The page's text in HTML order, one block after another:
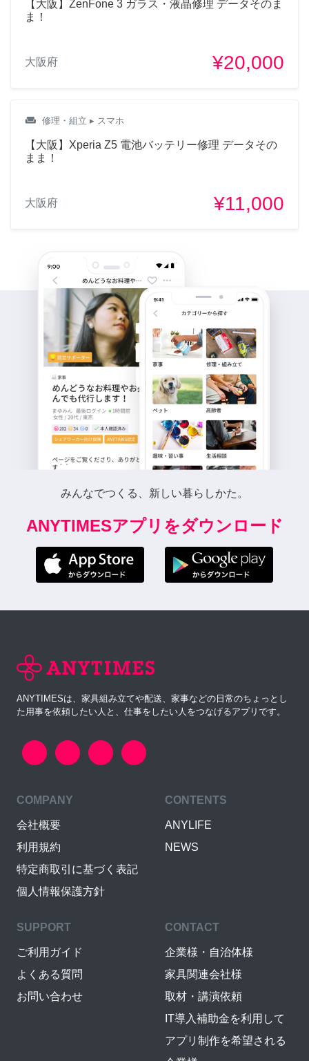
【大阪】ZenFone 3 ガラス・液晶修理 データそのま
ま！
大阪府 ¥20,000
weekend 修理・組立 ▸ スマホ
【大阪】Xperia Z5 電池バッテリー修理 データその
まま！
大阪府 ¥11,000
みんなでつくる、新しい暮らしかた。
ANYTIMESアプリをダウンロード
ANYTIMESは、家具組み立てや配送、家事などの日常のちょっとし
た用事を依頼したい人と、仕事をしたい人をつなげるアプリです。
COMPANY
会社概要
利用規約
特定商取引に基づく表記
個人情報保護方針
CONTENTS
ANYLIFE
NEWS
SUPPORT
ご利用ガイド
よくある質問
お問い合わせ
CONTACT
企業様・自治体様
家具関連会社様
取材・講演依頼
IT導入補助金を利用して
アプリ制作を希望される